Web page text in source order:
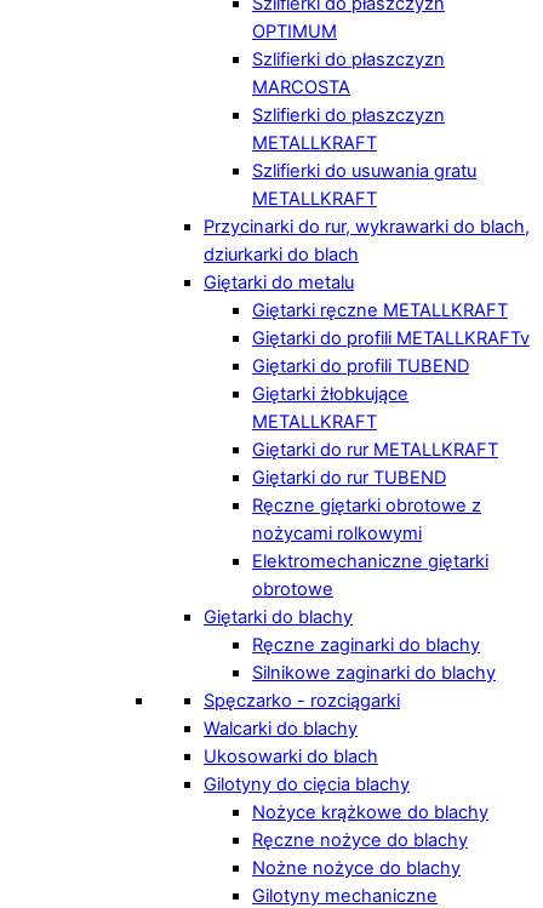
OPTIMUM
Szlifierki do płaszczyzn
MARCOSTA
Szlifierki do płaszczyzn
METALLKRAFT
Szlifierki do usuwania gratu
METALLKRAFT
Przycinarki do rur, wykrawarki do blach,
dziurkarki do blach
Giętarki do metalu
Giętarki ręczne METALLKRAFT
Giętarki do profili METALLKRAFTv
Giętarki do profili TUBEND
Giętarki żłobkujące
METALLKRAFT
Giętarki do rur METALLKRAFT
Giętarki do rur TUBEND
Ręczne giętarki obrotowe z
nożycami rolkowymi
Elektromechaniczne giętarki
obrotowe
Giętarki do blachy
Ręczne zaginarki do blachy
Silnikowe zaginarki do blachy
Spęczarko - rozciągarki
Walcarki do blachy
Ukosowarki do blach
Gilotyny do cięcia blachy
Nożyce krążkowe do blachy
Ręczne nożyce do blachy
Nożne nożyce do blachy
Gilotyny mechaniczne